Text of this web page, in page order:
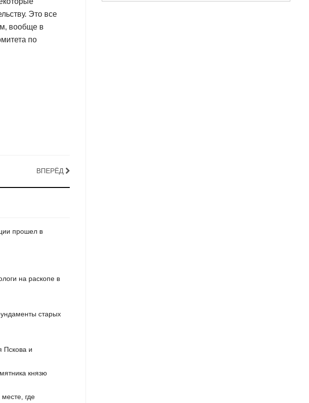
Это все
вообще в
по
ВПЕРЁД
прошел в
на раскопе в
старых
Пскова и
князю
где